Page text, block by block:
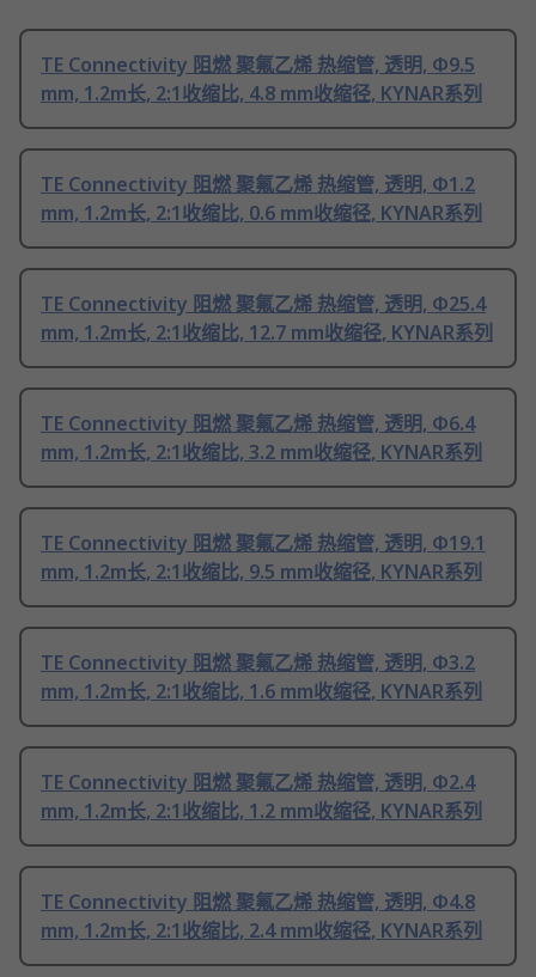
TE Connectivity 阻燃 聚氟乙烯 热缩管, 透明, Φ9.5
mm, 1.2m长, 2:1收缩比, 4.8 mm收缩径, KYNAR系列
TE Connectivity 阻燃 聚氟乙烯 热缩管, 透明, Φ1.2
mm, 1.2m长, 2:1收缩比, 0.6 mm收缩径, KYNAR系列
TE Connectivity 阻燃 聚氟乙烯 热缩管, 透明, Φ25.4
mm, 1.2m长, 2:1收缩比, 12.7 mm收缩径, KYNAR系列
TE Connectivity 阻燃 聚氟乙烯 热缩管, 透明, Φ6.4
mm, 1.2m长, 2:1收缩比, 3.2 mm收缩径, KYNAR系列
TE Connectivity 阻燃 聚氟乙烯 热缩管, 透明, Φ19.1
mm, 1.2m长, 2:1收缩比, 9.5 mm收缩径, KYNAR系列
TE Connectivity 阻燃 聚氟乙烯 热缩管, 透明, Φ3.2
mm, 1.2m长, 2:1收缩比, 1.6 mm收缩径, KYNAR系列
TE Connectivity 阻燃 聚氟乙烯 热缩管, 透明, Φ2.4
mm, 1.2m长, 2:1收缩比, 1.2 mm收缩径, KYNAR系列
TE Connectivity 阻燃 聚氟乙烯 热缩管, 透明, Φ4.8
mm, 1.2m长, 2:1收缩比, 2.4 mm收缩径, KYNAR系列